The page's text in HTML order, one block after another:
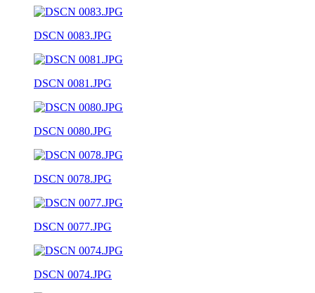
DSCN 0083.JPG
DSCN 0081.JPG
DSCN 0080.JPG
DSCN 0078.JPG
DSCN 0077.JPG
DSCN 0074.JPG